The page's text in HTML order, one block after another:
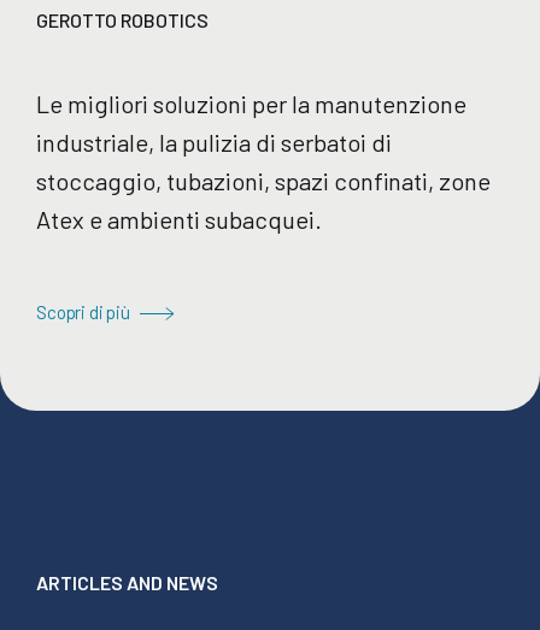
GEROTTO ROBOTICS
Le migliori soluzioni per la manutenzione
industriale, la pulizia di serbatoi di
stoccaggio, tubazioni, spazi confinati, zone
Atex e ambienti subacquei.
Scopri di più
ARTICLES AND NEWS